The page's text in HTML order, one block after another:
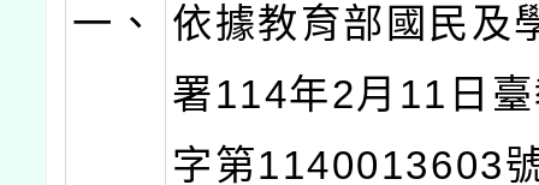
一、
依據教育部國民及
署114年2月11日
字第1140013603